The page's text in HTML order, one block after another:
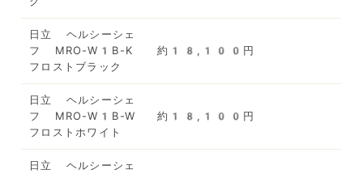
日立 ヘルシーシェ
フ MRO-W1B-K
フロストブラック
約18,100円
日立 ヘルシーシェ
フ MRO-W1B-W
フロストホワイト
約18,100円
日立 ヘルシーシェ